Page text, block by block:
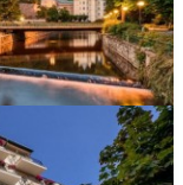
Открытый бассейн
даты